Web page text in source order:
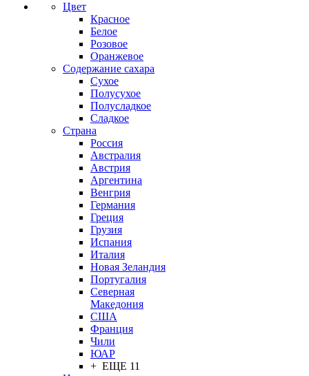
Цвет
Красное
Белое
Розовое
Оранжевое
Содержание сахара
Сухое
Полусухое
Полусладкое
Сладкое
Страна
Россия
Австралия
Австрия
Аргентина
Венгрия
Германия
Греция
Грузия
Испания
Италия
Новая Зеландия
Португалия
Северная
Македония
США
Франция
Чили
ЮАР
+ ЕЩЕ 11